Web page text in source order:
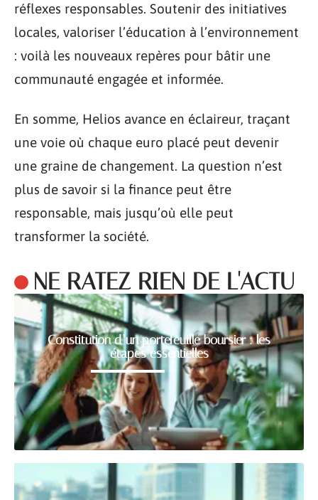
réflexes responsables. Soutenir des initiatives
locales, valoriser l’éducation à l’environnement
: voilà les nouveaux repères pour bâtir une
communauté engagée et informée.
En somme, Helios avance en éclaireur, traçant
une voie où chaque euro placé peut devenir
une graine de changement. La question n’est
plus de savoir si la finance peut être
responsable, mais jusqu’où elle peut
transformer la société.
NE RATEZ RIEN DE L'ACTU
Constitution d’un portefeuille boursier : les
étapes essentielles